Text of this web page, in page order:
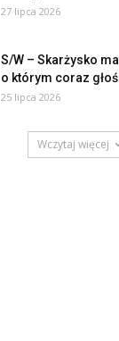
27 lipca 2026
S/W – Skarżysko
o którym coraz
25 lipca 2026
Wczytaj więcej